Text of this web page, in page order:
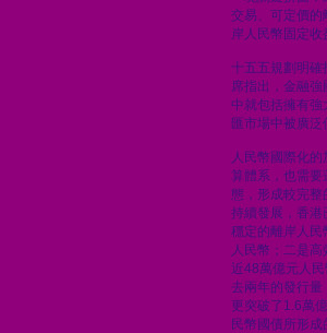
交易、可定價的
岸人民幣固定
十五五規劃明確
席指出，金融
中就包括擁有強
匯市場中被廣
人民幣國際化
算體系，也需要
態，形成較完整
持續發展，香港
穩定的離岸人
人民幣；二是
近48萬億元人
去兩年的發行
更突破了1.6萬
民幣國債所形